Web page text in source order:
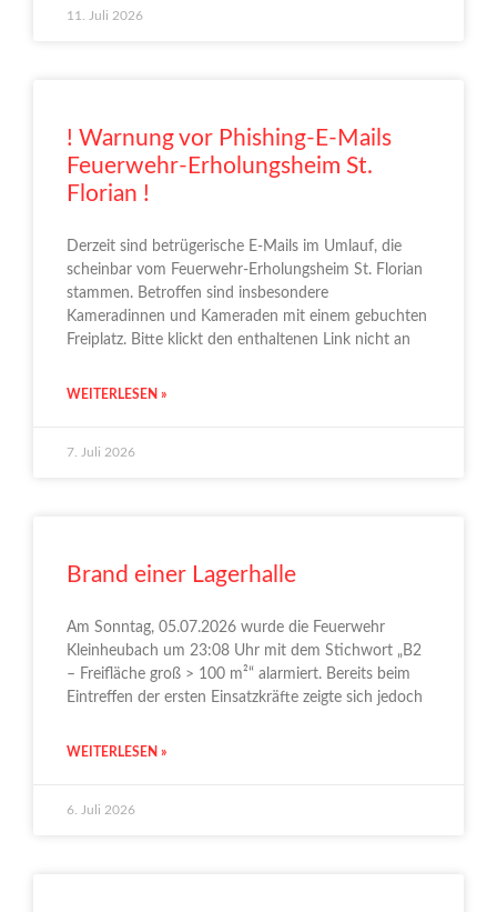
11. Juli 2026
! Warnung vor Phishing-E-Mails
Feuerwehr-Erholungsheim St.
Florian !
Derzeit sind betrügerische E-Mails im Umlauf, die
scheinbar vom Feuerwehr-Erholungsheim St. Florian
stammen. Betroffen sind insbesondere
Kameradinnen und Kameraden mit einem gebuchten
Freiplatz. Bitte klickt den enthaltenen Link nicht an
WEITERLESEN »
7. Juli 2026
Brand einer Lagerhalle
Am Sonntag, 05.07.2026 wurde die Feuerwehr
Kleinheubach um 23:08 Uhr mit dem Stichwort „B2
– Freifläche groß > 100 m²“ alarmiert. Bereits beim
Eintreffen der ersten Einsatzkräfte zeigte sich jedoch
WEITERLESEN »
6. Juli 2026